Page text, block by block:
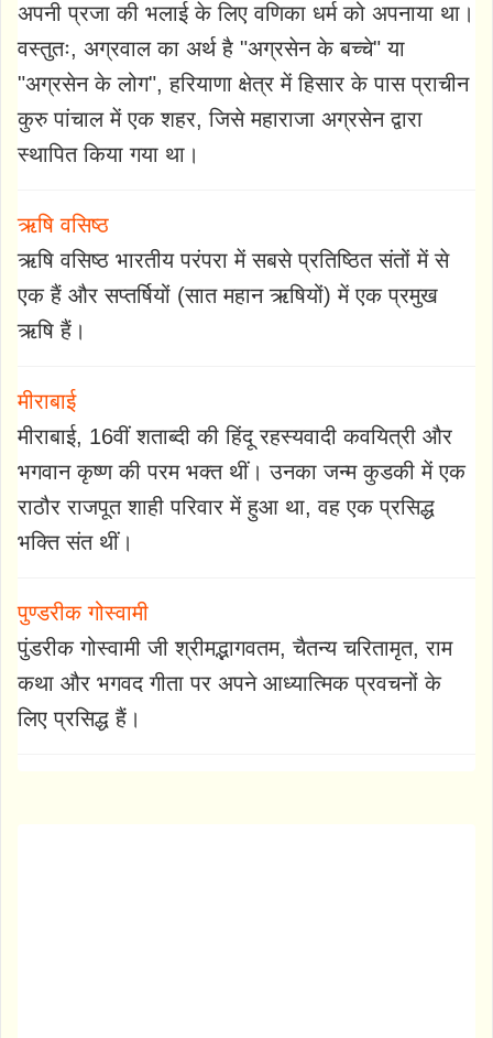
अपनी प्रजा की भलाई के लिए वणिका धर्म को अपनाया था।
वस्तुतः, अग्रवाल का अर्थ है "अग्रसेन के बच्चे" या
"अग्रसेन के लोग", हरियाणा क्षेत्र में हिसार के पास प्राचीन
कुरु पांचाल में एक शहर, जिसे महाराजा अग्रसेन द्वारा
स्थापित किया गया था।
ऋषि वसिष्ठ
ऋषि वसिष्ठ भारतीय परंपरा में सबसे प्रतिष्ठित संतों में से
एक हैं और सप्तर्षियों (सात महान ऋषियों) में एक प्रमुख
ऋषि हैं।
मीराबाई
मीराबाई, 16वीं शताब्दी की हिंदू रहस्यवादी कवयित्री और
भगवान कृष्ण की परम भक्त थीं। उनका जन्म कुडकी में एक
राठौर राजपूत शाही परिवार में हुआ था, वह एक प्रसिद्ध
भक्ति संत थीं।
पुण्डरीक गोस्वामी
पुंडरीक गोस्वामी जी श्रीमद्भागवतम, चैतन्य चरितामृत, राम
कथा और भगवद गीता पर अपने आध्यात्मिक प्रवचनों के
लिए प्रसिद्ध हैं।